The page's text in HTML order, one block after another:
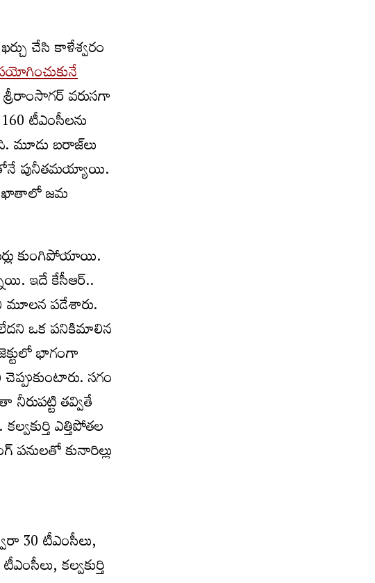
చేసి కాళేశ్వరం
వరుసగా
టీఎంసీలను
మూడు బరాజ్‌లు
పునీతమయ్యాయి.
ఖాతాలో జమ
కుంగిపోయాయి.
ఇదే కేసీఆర్‌..
మూలన పడేశారు.
ఒక పనికిమాలిన
భాగంగా
సగం
తవ్వితే
ఎత్తిపోతల
పనులతో కునారిల్లు
30 టీఎంసీలు,
కల్వకుర్తి